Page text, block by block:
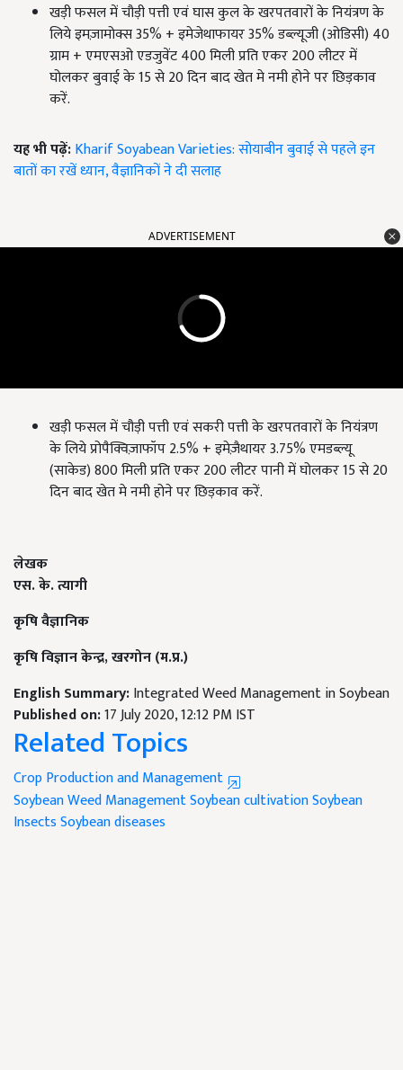
खड़ी फसल में चौड़ी पत्ती एवं घास कुल के खरपतवारों के नियंत्रण के
लिये इमज़ामोक्स 35% + इमेजेथाफायर 35% डब्ल्यूजी (ओडिसी) 40
ग्राम + एमएसओ एडजुवेंट 400 मिली प्रति एकर 200 लीटर में
घोलकर बुवाई के 15 से 20 दिन बाद खेत मे नमी होने पर छिड़काव
करें.
यह भी पढ़ें:Kharif Soyabean Varieties: सोयाबीन बुवाई से पहले इन
बातों का रखें ध्यान, वैज्ञानिकों ने दी सलाह
ADVERTISEMENT
खड़ी फसल में चौड़ी पत्ती एवं सकरी पत्ती के खरपतवारों के नियंत्रण
के लिये प्रोपैक्विज़ाफॉप 2.5% + इमेज़ैथायर 3.75% एमडब्ल्यू
(साकेड) 800 मिली प्रति एकर 200 लीटर पानी में घोलकर 15 से 20
दिन बाद खेत मे नमी होने पर छिड़काव करें.
लेखक
एस. के. त्यागी
कृषि वैज्ञानिक
कृषि विज्ञान केन्द्र,खरगोन (म.प्र.)
English Summary:Integrated Weed Management in Soybean
Published on:17 July 2020, 12:12 PM IST
Related Topics
Crop Production and Management
Soybean Weed ManagementSoybean cultivationSoybean
InsectsSoybean diseases